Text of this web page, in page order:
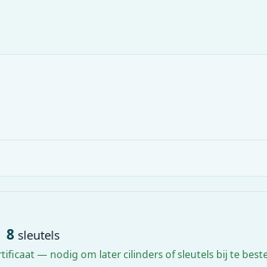
8 sleutels
— nodig om later cilinders of sleutels bij te